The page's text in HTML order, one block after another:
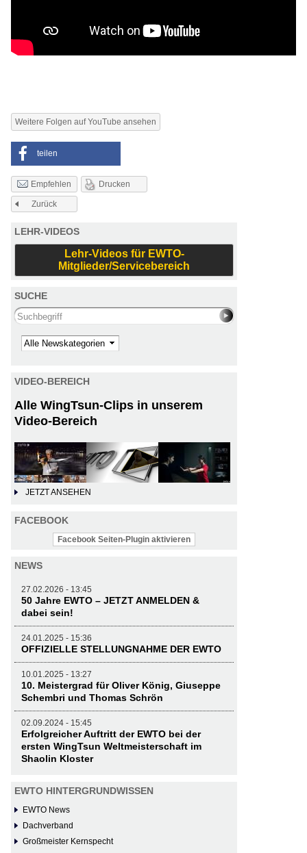
Weitere Folgen auf YouTube ansehen
teilen
Empfehlen Drucken
Zurück
LEHR-VIDEOS
Lehr-Videos für EWTO-
Mitglieder/Servicebereich
SUCHE
Search this site
Kategorie
VIDEO-BEREICH
Alle WingTsun-Clips in unserem
Video-Bereich
JETZT ANSEHEN
FACEBOOK
Facebook Seiten-Plugin aktivieren
NEWS
27.02.2026 - 13:45
50 Jahre EWTO – JETZT ANMELDEN &
dabei sein!
24.01.2025 - 15:36
OFFIZIELLE STELLUNGNAHME DER EWTO
10.01.2025 - 13:27
10. Meistergrad für Oliver König, Giuseppe
Schembri und Thomas Schrön
02.09.2024 - 15:45
Erfolgreicher Auftritt der EWTO bei der
ersten WingTsun Weltmeisterschaft im
Shaolin Kloster
EWTO HINTERGRUNDWISSEN
EWTO News
Dachverband
Großmeister Kernspecht